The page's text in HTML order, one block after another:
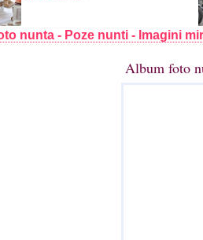
nunta - Poze nunti - Imagini
Album foto